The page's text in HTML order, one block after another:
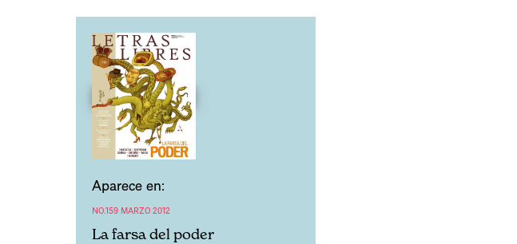
Aparece en:
NO.159 MARZO 2012
La farsa del poder